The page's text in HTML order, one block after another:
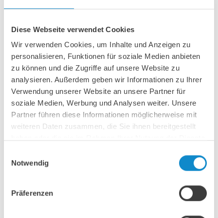
Diese Webseite verwendet Cookies
Wir verwenden Cookies, um Inhalte und Anzeigen zu
personalisieren, Funktionen für soziale Medien anbieten
zu können und die Zugriffe auf unsere Website zu
analysieren. Außerdem geben wir Informationen zu Ihrer
Verwendung unserer Website an unsere Partner für
soziale Medien, Werbung und Analysen weiter. Unsere
Partner führen diese Informationen möglicherweise mit
weiteren Daten zusammen, die Sie ihnen bereitgestellt
Notwendig
Präferenzen
Ceralast Keramik-
Tragrollenstützringe
Ceralast Stützringe bestehen aus einer Kombination von
Keramik und Hochleistungsgummi und sind Stützringe für
extreme Anwendungen. Die verschleißfeste Spezialkeramik
schützt den Stützring vor abrasiven Medien wie
Glassplittern, wie in diesem Beispiel von Ardagh, aber
auch Quarz, Stein oder Metall.
Mit Ceralast Keramikstützringen werden deutlich längere
Standzeiten erreicht. Im Abriebtest (DIN4649) zeigt der
Gummi verbunden. Der Gummikern garantiert weiterhin
eine gute Elastizität und Dämpfung.
Neben der Tatsache, dass kein messbarer Abrieb an den